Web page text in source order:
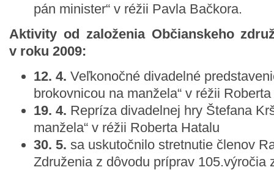
pán minister“ v réžii Pavla Bačkora.
Aktivity od založenia Občianskeho
v roku 2009:
12. 4. Veľkonočné divadelné
brokovnicou na manžela“ v réžii
19. 4. Repríza divadelnej hry Štefana
manžela“ v réžii Roberta Hatalu
30. 5. sa uskutočnilo stretnutie členov
Združenia z dôvodu príprav 105.výročia